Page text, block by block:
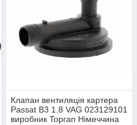
Клапан вентиляція картера
Passat B3 1.8 VAG 023129101
виробник Topran Німеччина